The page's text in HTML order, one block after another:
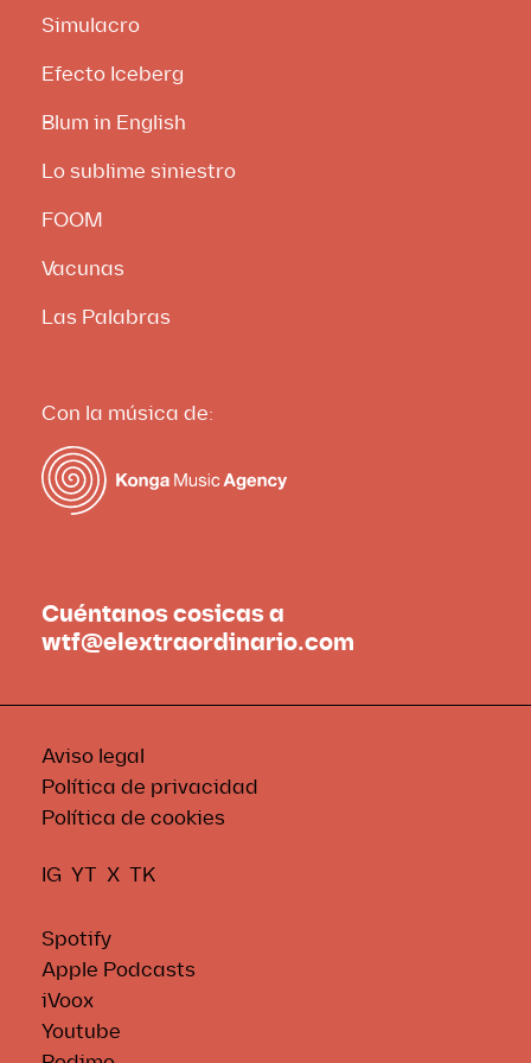
Simulacro
Efecto Iceberg
Blum in English
Lo sublime siniestro
FOOM
Vacunas
Las Palabras
Con la música de:
Cuéntanos cosicas a
wtf@elextraordinario.com
Aviso legal
Política de privacidad
Política de cookies
IG YT X TK
Spotify
Apple Podcasts
iVoox
Youtube